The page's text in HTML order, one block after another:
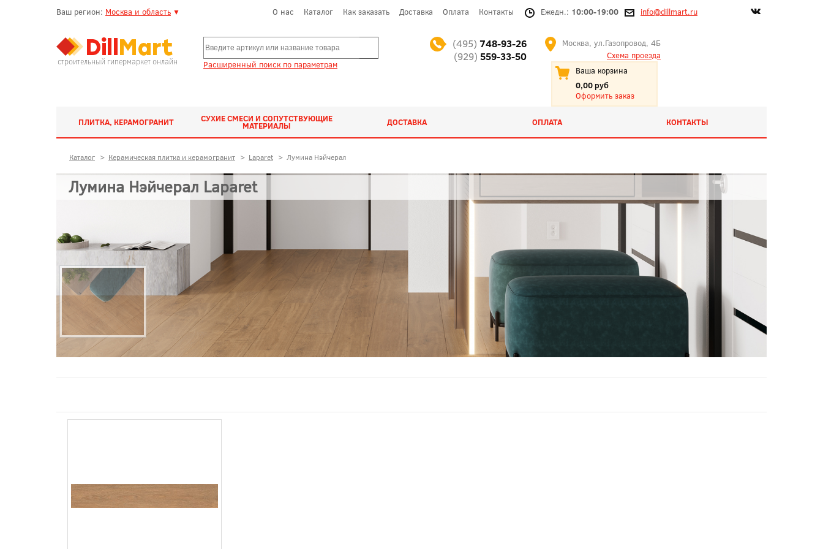
Ваш регион: Москва и область ▼ О нас Каталог Как заказать Доставка Оплата Контакты Ежедн.: 10:00-19:00 info@dillmart.ru
строительный гипермаркет онлайн Расширенный поиск по параметрам
(495) 748-93-26
(929) 559-33-50
Москва, ул.Газопровод, 4Б
Схема проезда
Ваша корзина
0,00 руб
Оформить заказ
ПЛИТКА, КЕРАМОГРАНИТ СУХИЕ СМЕСИ И СОПУТСТВУЮЩИЕ
МАТЕРИАЛЫ ДОСТАВКА ОПЛАТА КОНТАКТЫ
Каталог > Керамическая плитка и керамогранит > Laparet > Лумина Нэйчерал
Лумина Нэйчерал Laparet